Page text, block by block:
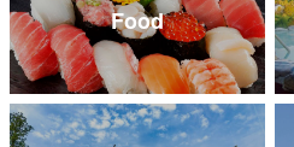
Food